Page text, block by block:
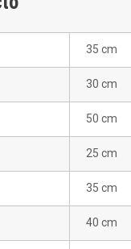
35 cm
30 cm
50 cm
25 cm
35 cm
40 cm